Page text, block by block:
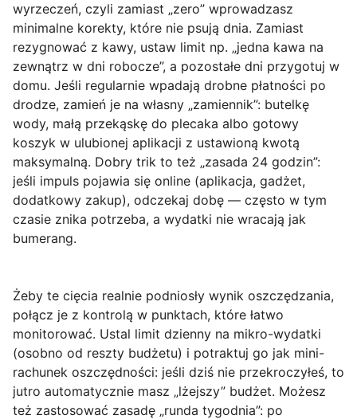
wyrzeczeń, czyli zamiast „zero” wprowadzasz
minimalne korekty, które nie psują dnia. Zamiast
rezygnować z kawy, ustaw limit np. „jedna kawa na
zewnątrz w dni robocze”, a pozostałe dni przygotuj w
domu. Jeśli regularnie wpadają drobne płatności po
drodze, zamień je na własny „zamiennik”: butelkę
wody, małą przekąskę do plecaka albo gotowy
koszyk w ulubionej aplikacji z ustawioną kwotą
maksymalną. Dobry trik to też „zasada 24 godzin”:
jeśli impuls pojawia się online (aplikacja, gadżet,
dodatkowy zakup), odczekaj dobę — często w tym
czasie znika potrzeba, a wydatki nie wracają jak
bumerang.
Żeby te cięcia realnie podniosły wynik oszczędzania,
połącz je z kontrolą w punktach, które łatwo
monitorować. Ustal limit dzienny na mikro-wydatki
(osobno od reszty budżetu) i potraktuj go jak mini-
rachunek oszczędności: jeśli dziś nie przekroczyłeś, to
jutro automatycznie masz „lżejszy” budżet. Możesz
też zastosować zasadę „runda tygodnia”: po